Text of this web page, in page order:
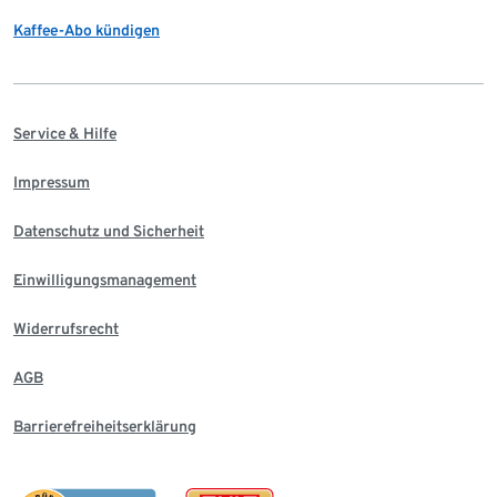
Kaffee-Abo kündigen
Service & Hilfe
Impressum
Datenschutz und Sicherheit
Einwilligungsmanagement
Widerrufsrecht
AGB
Barrierefreiheitserklärung